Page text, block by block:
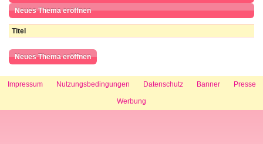
Neues Thema eröffnen
Titel
Neues Thema eröffnen
Impressum Nutzungsbedingungen Datenschutz Banner Presse
Werbung